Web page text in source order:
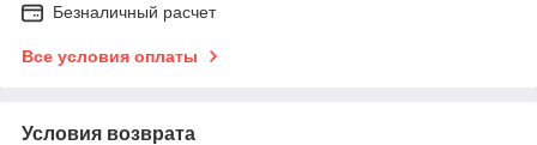
Безналичный расчет
Все условия оплаты
Условия возврата